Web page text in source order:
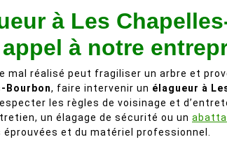
à Les
à notre
mal réalisé peut fragiliser un arbre et
Bourbon, faire intervenir un élagueur à
les règles de voisinage et
un élagage de sécurité ou un
et du matériel professionnel.